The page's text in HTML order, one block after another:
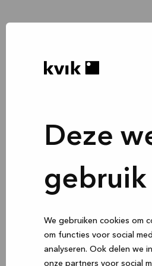
Deze
gebruik
We gebruiken cookies om
om functies voor social
analyseren. Ook delen we
onze partners voor social